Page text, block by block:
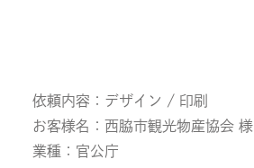
依頼内容：デザイン / 印刷
お客様名：西脇市観光物産協会 様
業種：官公庁